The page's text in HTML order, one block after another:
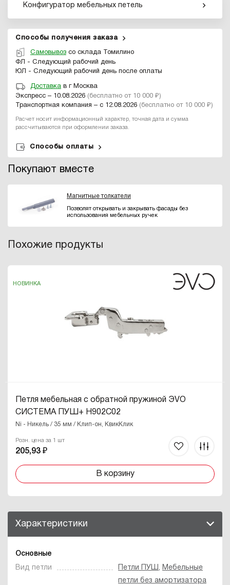
Конфигуратор мебельных петель
Способы получения заказа
Самовывоз со склада Томилино
ФЛ - Следующий рабочий день
ЮЛ - Следующий рабочий день после оплаты
Доставка в г Москва
Экспресс – 10.08.2026 (бесплатно от 10 000 ₽)
Транспортная компания – с 12.08.2026 (бесплатно от 10 000 ₽)
Расчет носит информационный характер, точная дата и сумма
рассчитываются при оформлении заказа.
Способы оплаты
Покупают вместе
Магнитные толкатели
Позволят открывать и закрывать фасады без
использования мебельных ручек
Похожие продукты
НОВИНКА
Петля мебельная с обратной пружиной ЭVO
СИСТЕМА ПУШ+ H902C02
Ni - Никель / 35 мм / Клип-он, КвикКлик
Розн. цена за 1 шт
205,93 ₽
В корзину
Характеристики
Основные
Вид петли Петли ПУШ, Мебельные
петли без амортизатора